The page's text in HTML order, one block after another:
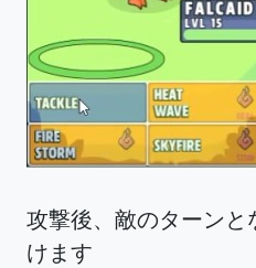
攻撃後、敵のターン
けます